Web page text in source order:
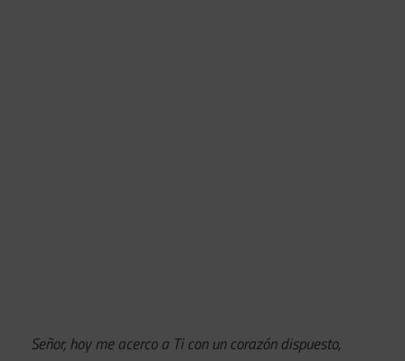
Señor, hoy me acerco a Ti con un corazón dispuesto,